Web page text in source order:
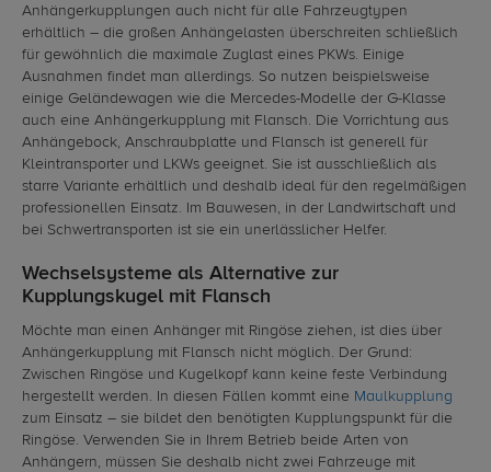
Anhängerkupplungen auch nicht für alle Fahrzeugtypen
erhältlich – die großen Anhängelasten überschreiten schließlich
für gewöhnlich die maximale Zuglast eines PKWs. Einige
Ausnahmen findet man allerdings. So nutzen beispielsweise
einige Geländewagen wie die Mercedes-Modelle der G-Klasse
auch eine Anhängerkupplung mit Flansch. Die Vorrichtung aus
Anhängebock, Anschraubplatte und Flansch ist generell für
Kleintransporter und LKWs geeignet. Sie ist ausschließlich als
starre Variante erhältlich und deshalb ideal für den regelmäßigen
professionellen Einsatz. Im Bauwesen, in der Landwirtschaft und
bei Schwertransporten ist sie ein unerlässlicher Helfer.
Wechselsysteme als Alternative zur
Kupplungskugel mit Flansch
Möchte man einen Anhänger mit Ringöse ziehen, ist dies über
Anhängerkupplung mit Flansch nicht möglich. Der Grund:
Zwischen Ringöse und Kugelkopf kann keine feste Verbindung
hergestellt werden. In diesen Fällen kommt eine Maulkupplung
zum Einsatz – sie bildet den benötigten Kupplungspunkt für die
Ringöse. Verwenden Sie in Ihrem Betrieb beide Arten von
Anhängern, müssen Sie deshalb nicht zwei Fahrzeuge mit